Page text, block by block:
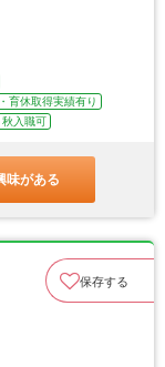
育休取得実績有り
秋入職可
味がある
保存する